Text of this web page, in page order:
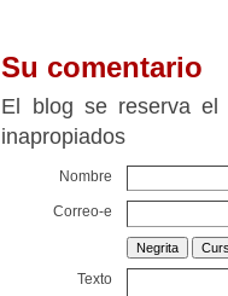
Su comentario
El blog se reserva el
inapropiados
Nombre
Correo-e
Texto